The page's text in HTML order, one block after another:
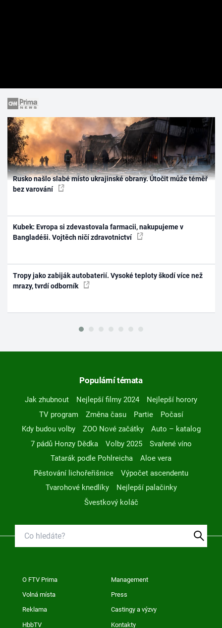
Rusko našlo slabé místo ukrajinské obrany. Útočit může téměř
bez varování
Kubek: Evropa si zdevastovala farmacii, nakupujeme v
Bangladéši. Vojtěch ničí zdravotnictví
Tropy jako zabiják autobaterií. Vysoké teploty škodí více než
mrazy, tvrdí odborník
Populární témata
Jak zhubnout Nejlepší filmy 2024
Nejlepší horory
TV program
Změna času Partie
Počasí
Kdy budou volby
ZOO Nové začátky
Auto – katalog
7 pádů Honzy Dědka
Volby 2025
Svařené víno
Tatarák podle Pohlreicha
Aloe vera
Pěstování lichořeřišnice
Výpočet ascendentu
Tvarohové knedlíky
Nejlepší palačinky
Švestkový koláč
O FTV Prima Management
Volná místa Press
Reklama Castingy a výzvy
HbbTV Kontakty